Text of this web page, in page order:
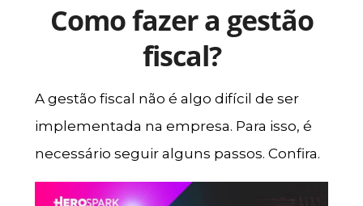
Como fazer a gestão
fiscal?
A gestão fiscal não é algo difícil de ser
implementada na empresa. Para isso, é
necessário seguir alguns passos. Confira.